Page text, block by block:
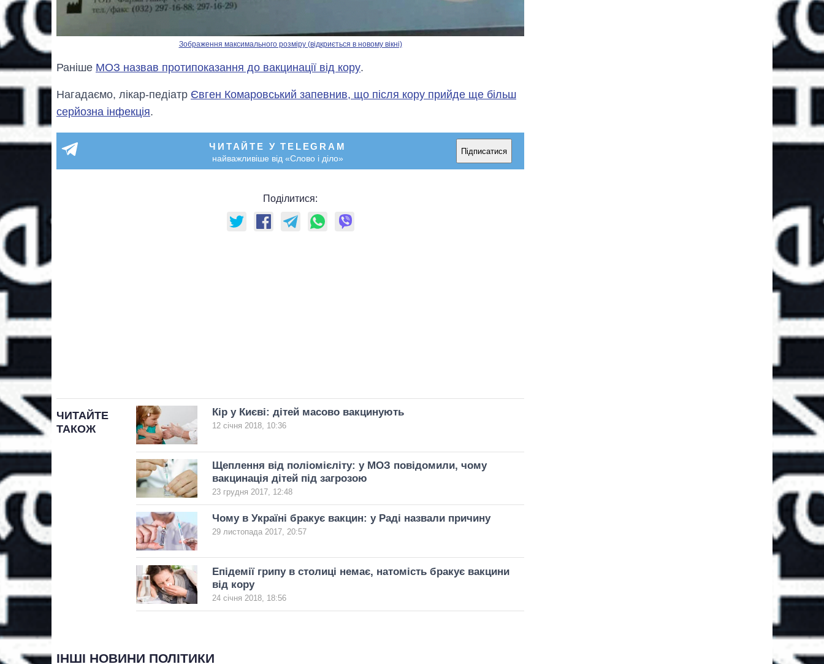
Зображення максимального розміру (відкриється в новому вікні)
Раніше МОЗ назвав протипоказання до вакцинації від кору.
Нагадаємо, лікар-педіатр Євген Комаровський запевнив, що після кору прийде ще більш
серйозна інфекція.
ЧИТАЙТЕ У TELEGRAM
найважливіше від «Слово і діло»
Підписатися
Поділитися:
ЧИТАЙТЕ
ТАКОЖ
Кір у Києві: дітей масово вакцинують
12 січня 2018, 10:36
Щеплення від поліомієліту: у МОЗ повідомили, чому
вакцинація дітей під загрозою
23 грудня 2017, 12:48
Чому в Україні бракує вакцин: у Раді назвали причину
29 листопада 2017, 20:57
Епідемії грипу в столиці немає, натомість бракує вакцини
від кору
24 січня 2018, 18:56
ІНШІ НОВИНИ ПОЛІТИКИ